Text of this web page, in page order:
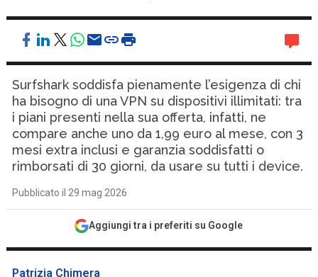
Surfshark soddisfa pienamente l’esigenza di chi
ha bisogno di una VPN su dispositivi illimitati: tra
i piani presenti nella sua offerta, infatti, ne
compare anche uno da 1,99 euro al mese, con 3
mesi extra inclusi e garanzia soddisfatti o
rimborsati di 30 giorni, da usare su tutti i device.
Pubblicato il 29 mag 2026
Aggiungi tra i preferiti su Google
Patrizia Chimera